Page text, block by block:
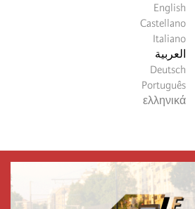
English
Castellano
Italiano
العربية
Deutsch
Português
ελληνικά